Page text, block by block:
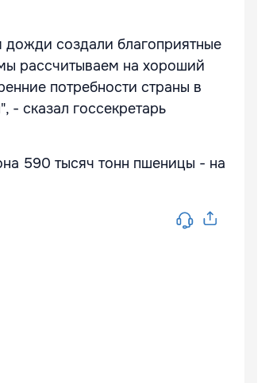
создали благоприятные
рассчитываем на хороший
потребности страны в
- сказал госсекретарь
590 тысяч тонн пшеницы - на